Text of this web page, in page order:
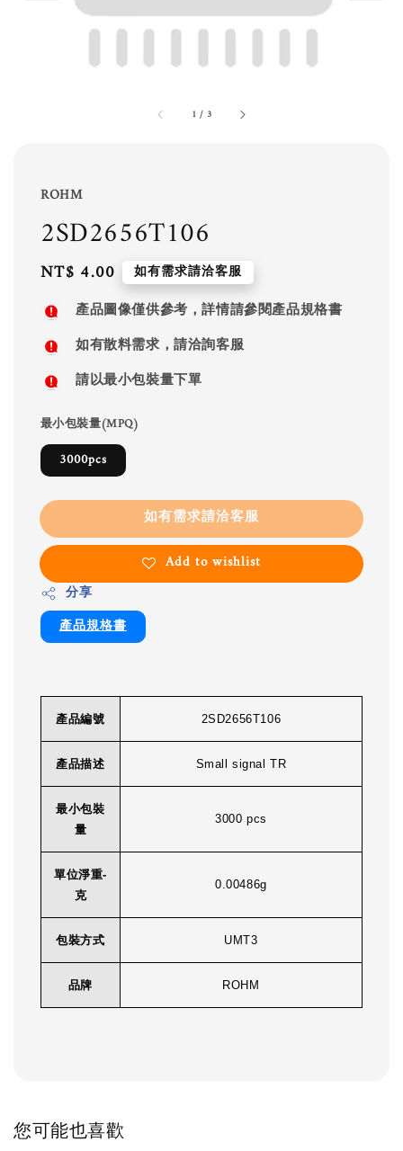
1 / 3
ROHM
2SD2656T106
Regular
price
NT$ 4.00 如有需求請洽客服
產品圖像僅供參考，詳情請參閱產品規格書
如有散料需求，請洽詢客服
請以最小包裝量下單
最小包裝量(MPQ)
3000pcs
如有需求請洽客服
Add to wishlist
分享
產品規格書
產品編號 2SD2656T106
產品描述 Small signal TR
最小包裝
量
3000 pcs
單位淨重-
克
0.00486g
包裝方式 UMT3
品牌 ROHM
您可能也喜歡